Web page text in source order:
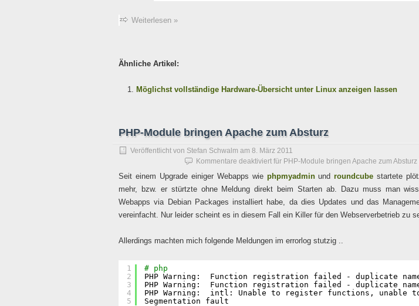
Weiterlesen »
Ähnliche Artikel:
Möglichst vollständige Hardware-Übersicht unter Linux anzeigen lassen
PHP-Module bringen Apache zum Absturz
Veröffentlicht von Stefan Schwalm am 8. März 2011
Kommentare deaktiviert für PHP-Module bringen Apache zum Absturz
Seit einem Upgrade einiger Webapps wie phpmyadminundroundcube startete
mehr, bzw. er stürtzte ohne Meldung direkt beim Starten ab. Dazu muss man
Webapps via Debian Packages installiert habe, da dies Updates und das
vereinfacht. Nur leider scheint es in diesem Fall ein Killer für den Webserverbetrieb zu
Allerdings machten mich folgende Meldungen im errorlog stutzig ..
1
2
3
4
5
# php
PHP Warning:  Function registration failed - duplicate
PHP Warning:  Function registration failed - duplicate
PHP Warning:  intl: Unable to register functions, unable
Segmentation fault